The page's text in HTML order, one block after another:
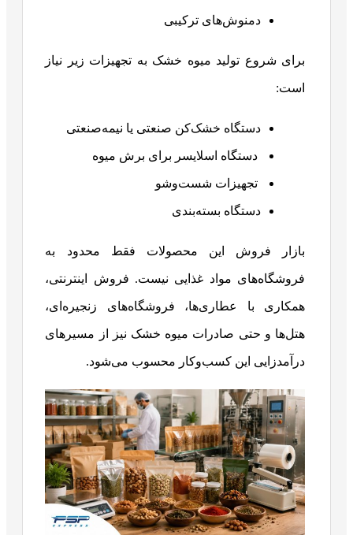
دمنوش‌های ترکیبی
برای شروع تولید میوه خشک به تجهیزات زیر نیاز
است:
دستگاه خشک‌کن صنعتی یا نیمه‌صنعتی
دستگاه اسلایسر برای برش میوه
تجهیزات شست‌وشو
دستگاه بسته‌بندی
بازار فروش این محصولات فقط محدود به
فروشگاه‌های مواد غذایی نیست. فروش اینترنتی،
همکاری با عطاری‌ها، فروشگاه‌های زنجیره‌ای،
هتل‌ها و حتی صادرات میوه خشک نیز از مسیرهای
درآمدزایی این کسب‌وکار محسوب می‌شود.